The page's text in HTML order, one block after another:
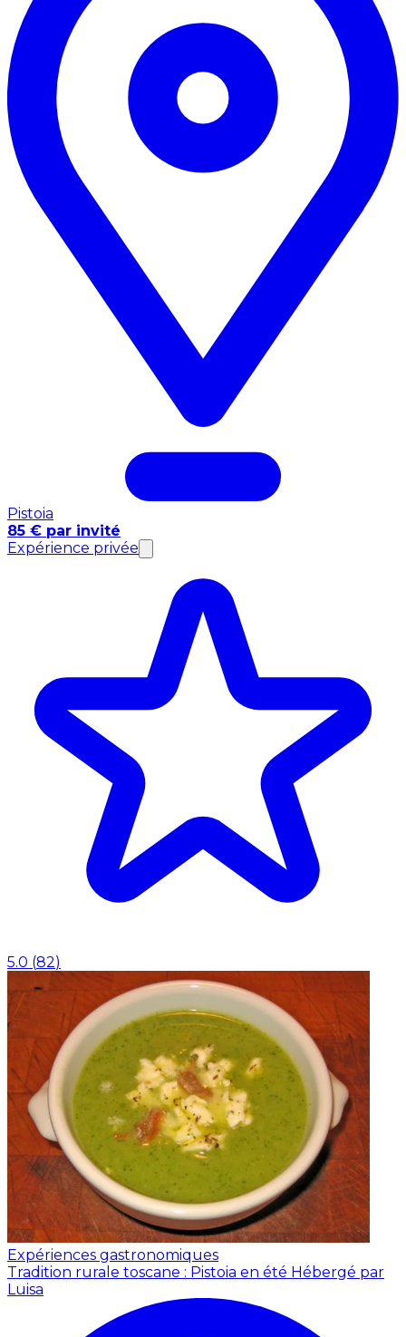
Pistoia
85 € par invité
Expérience privée
5.0 (82)
Expériences gastronomiques
Tradition rurale toscane : Pistoia en été Hébergé par
Luisa